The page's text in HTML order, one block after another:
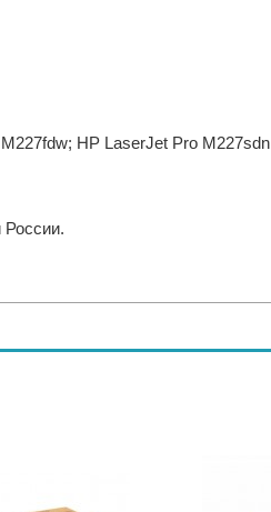
HP LaserJet Pro M227sdn